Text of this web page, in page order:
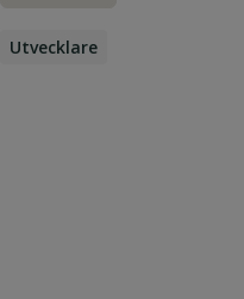
Utvecklare